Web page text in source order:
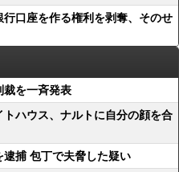
口座を作る権利を剥奪、そのせ
裁を一斉発表
トハウス、ナルトに自分の顔を合
逮捕 包丁で夫脅した疑い